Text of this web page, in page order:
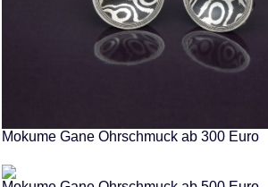
Mokume Gane Ohrschmuck ab 300 Euro